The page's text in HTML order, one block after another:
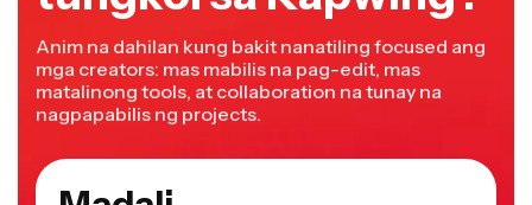
Anim na dahilan kung bakit nanatiling focused ang
mga creators: mas mabilis na pag-edit, mas
matalinong tools, at collaboration na tunay na
nagpapabilis ng projects.
Madali